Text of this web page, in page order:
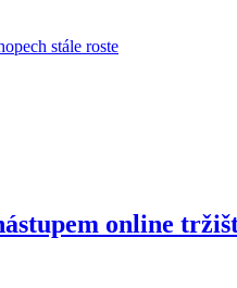
stále roste
online